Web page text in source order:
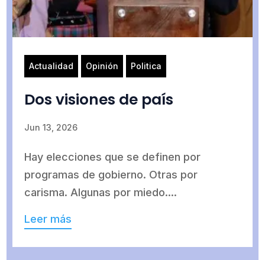
Actualidad Opinión Politica
Dos visiones de país
Jun 13, 2026
Hay elecciones que se definen por
programas de gobierno. Otras por
carisma. Algunas por miedo....
Leer más